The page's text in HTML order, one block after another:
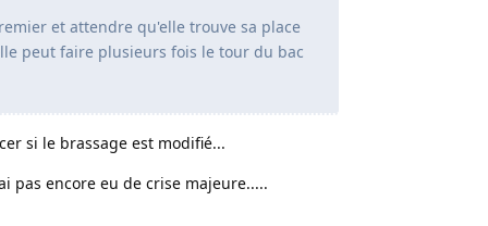
et attendre qu'elle trouve sa place
peut faire plusieurs fois le tour du bac
si le brassage est modifié...
pas encore eu de crise majeure.....